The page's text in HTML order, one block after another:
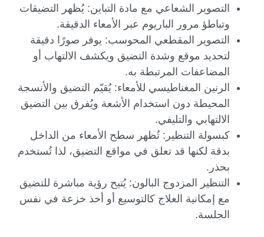
التصوير الشعاعي مع مادة التباين: يُظهر التضيقات
وتباطؤ مرور الباريوم عبر الأمعاء الدقيقة.
التصوير المقطعي المحوسب: يوفر صورًا دقيقة
لتحديد موقع وشدة التضيق ويكشف الالتهاب أو
المضاعفات المرتبطة به.
الرنين المغناطيسي للأمعاء: يُقيّم التضيق والأنسجة
المحيطة دون استخدام الأشعة ويُفرق بين التضيق
الالتهابي والتليفي.
كبسولة التنظير: تُظهر سطح الأمعاء من الداخل
بدقة لكنها قد تعلق في مواقع التضيق، لذا تُستخدم
بحذر.
التنظير المزدوج البالون: يُتيح رؤية مباشرة للتضيق
مع إمكانية العلاج كالتوسيع أو أخذ خزعة في نفس
الجلسة.